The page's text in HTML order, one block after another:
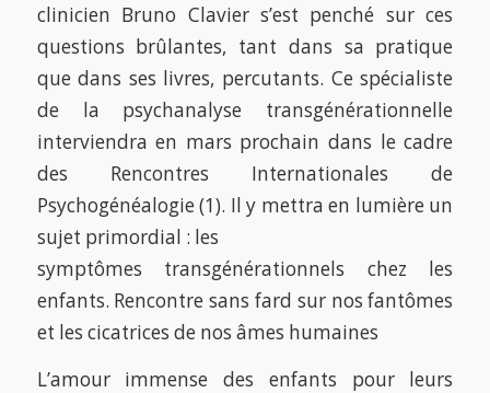
clinicien Bruno Clavier s’est penché sur ces
questions brûlantes, tant dans sa pratique
que dans ses livres, percutants. Ce spécialiste
de la psychanalyse transgénérationnelle
interviendra en mars prochain dans le cadre
des Rencontres Internationales de
Psychogénéalogie (1). Il y mettra en lumière un
sujet primordial : les
symptômes transgénérationnels chez les
enfants. Rencontre sans fard sur nos fantômes
et les cicatrices de nos âmes humaines
L’amour immense des enfants pour leurs